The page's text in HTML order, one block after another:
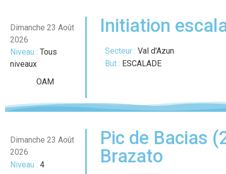
Dimanche 23 Août
2026
Niveau : Tous
niveaux
OAM
Initiation
Secteur :Val d'Azun
But : ESCALADE
Dimanche 23 Août
2026
Niveau : 4
Pic de Bacias
Brazato